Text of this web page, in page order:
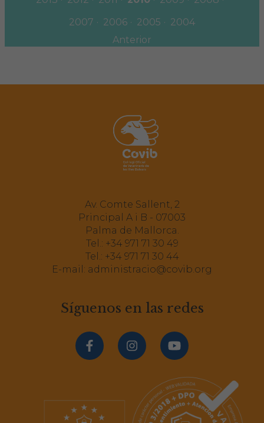
2007
2006 2005
2004
Anterior
Av. Comte Sallent, 2
Principal A i B - 07003
Palma de Mallorca.
Tel.: +34 971 71 30 49
Tel.: +34 971 71 30 44
E-mail: administracio@covib.org
Síguenos en las redes